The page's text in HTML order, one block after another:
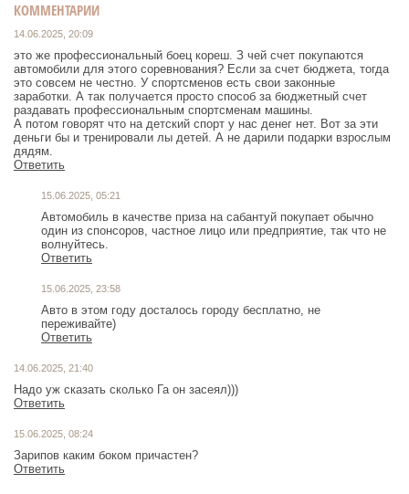
КОММЕНТАРИИ
14.06.2025, 20:09
это же профессиональный боец кореш. З чей счет покупаются
автомобили для этого соревнования? Если за счет бюджета, тогда
это совсем не честно. У спортсменов есть свои законные
заработки. А так получается просто способ за бюджетный счет
раздавать профессиональным спортсменам машины.
А потом говорят что на детский спорт у нас денег нет. Вот за эти
деньги бы и тренировали лы детей. А не дарили подарки взрослым
дядям.
Ответить
15.06.2025, 05:21
Автомобиль в качестве приза на сабантуй покупает обычно
один из спонсоров, частное лицо или предприятие, так что не
волнуйтесь.
Ответить
15.06.2025, 23:58
Авто в этом году досталось городу бесплатно, не
переживайте)
Ответить
14.06.2025, 21:40
Надо уж сказать сколько Га он засеял)))
Ответить
15.06.2025, 08:24
Зарипов каким боком причастен?
Ответить